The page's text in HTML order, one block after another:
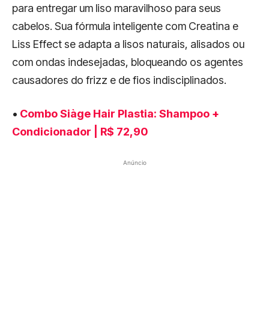
para entregar um liso maravilhoso para seus
cabelos. Sua fórmula inteligente com Creatina e
Liss Effect se adapta a lisos naturais, alisados ou
com ondas indesejadas, bloqueando os agentes
causadores do frizz e de fios indisciplinados.
• Combo Siàge Hair Plastia: Shampoo +
Condicionador | R$ 72,90
Anúncio